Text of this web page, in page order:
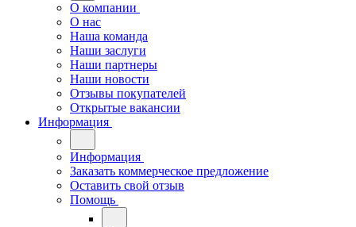
О компании
О нас
Наша команда
Наши заслуги
Наши партнеры
Наши новости
Отзывы покупателей
Открытые вакансии
Информация
Информация
Заказать коммерческое предложение
Оставить свой отзыв
Помощь